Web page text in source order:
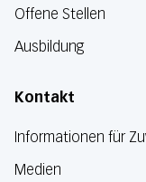
Offene Stellen
Ausbildung
Kontakt
Informationen für
Medien